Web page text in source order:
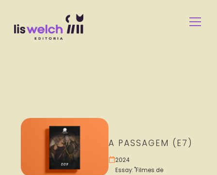
A PASSAGEM (E7)
2024
Essay: "Filmes de